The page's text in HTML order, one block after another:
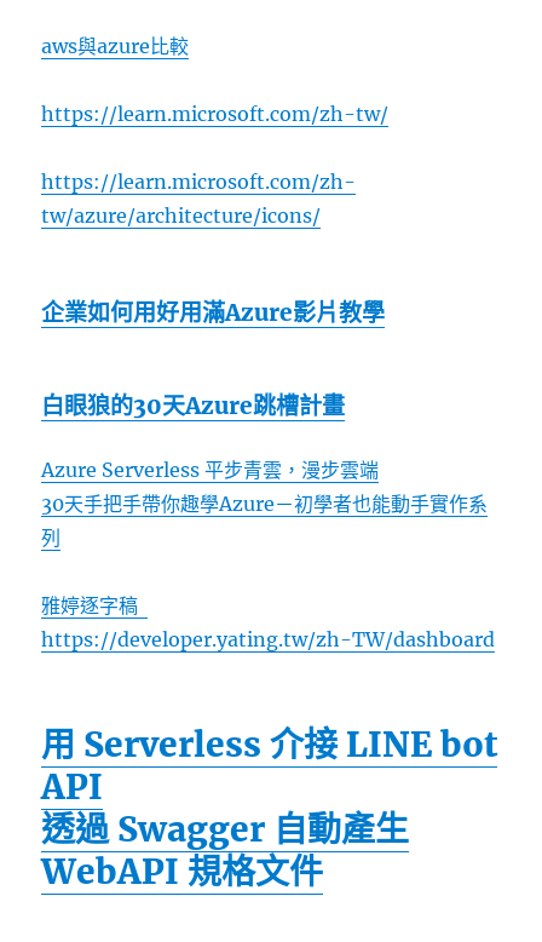
aws與azure比較
https://learn.microsoft.com/zh-tw/
https://learn.microsoft.com/zh-
tw/azure/architecture/icons/
企業如何用好用滿Azure影片教學
白眼狼的30天Azure跳槽計畫
Azure Serverless 平步青雲，漫步雲端
30天手把手帶你趣學Azure－初學者也能動手實作系
列
雅婷逐字稿
https://developer.yating.tw/zh-TW/dashboard
用 Serverless 介接 LINE bot
API
透過 Swagger 自動產生
WebAPI 規格文件